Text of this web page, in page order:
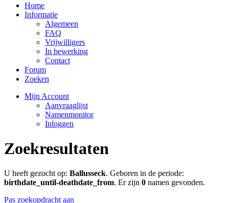
Home
Informatie
Algemeen
FAQ
Vrijwilligers
In bewerking
Contact
Forum
Zoeken
Mijn Account
Aanvraaglijst
Namenmonitor
Inloggen
Zoekresultaten
U heeft gezocht op: Ballusseck. Geboren in de periode:
birthdate_until-deathdate_from. Er zijn 0 namen gevonden.
Pas zoekopdracht aan